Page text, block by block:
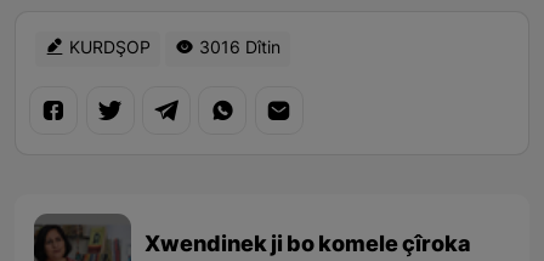
KURDŞOP 3016 Dîtin
Xwendinek ji bo komele çîroka